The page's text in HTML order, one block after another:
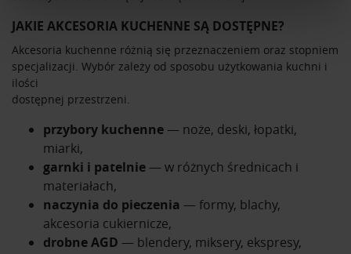
Wykorzystujemy pliki cookie do spersonalizowania treści
i reklam, aby oferować funkcje społecznościowe i
analizować ruch w naszej witrynie. Informacje o tym, jak
korzystasz z naszej witryny, udostępniamy partnerom
społecznościowym, reklamowym i analitycznym.
otrzymanymi od Ciebie lub uzyskanymi podczas
korzystania z ich usług.
JAKIE AKCESORIA KUCHENNE SĄ DOSTĘPNE?
Akcesoria kuchenne różnią się przeznaczeniem oraz stopniem
specjalizacji. Wybór zależy od sposobu użytkowania kuchni i
ilości
dostępnej przestrzeni.
przybory kuchenne — noże, deski, łopatki,
miarki,
garnki i patelnie — w różnych średnicach i
materiałach,
naczynia do pieczenia — formy, blachy,
akcesoria cukiernicze,
drobne AGD — blendery, miksery, ekspresy,